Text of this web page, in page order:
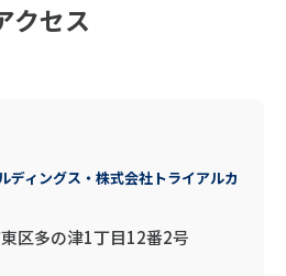
クセス
ディングス・株式会社トライアルカ
区多の津1丁目12番2号